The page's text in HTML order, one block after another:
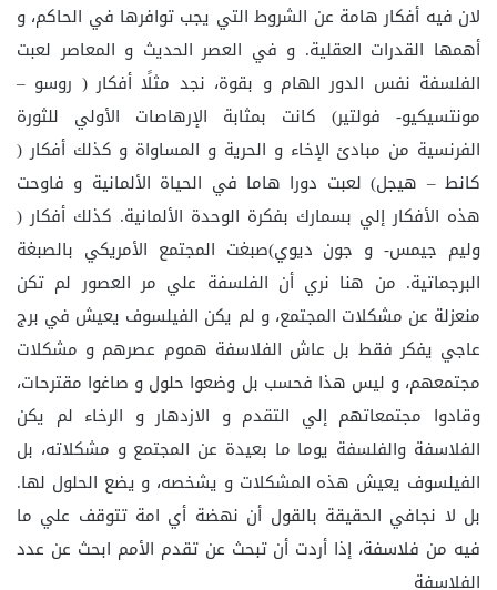
لان فيه أفكار هامة عن الشروط التي يجب توافرها في الحاكم، و
أهمها القدرات العقلية. و في العصر الحديث و المعاصر لعبت
الفلسفة نفس الدور الهام و بقوة، نجد مثلًا أفكار ( روسو –
مونتسيكيو- فولتير) كانت بمثابة الإرهاصات الأولي للثورة
الفرنسية من مبادئ الإخاء و الحرية و المساواة و كذلك أفكار (
كانط – هيجل) لعبت دورا هاما في الحياة الألمانية و فاوحت
هذه الأفكار إلي بسمارك بفكرة الوحدة الألمانية. كذلك أفكار (
وليم جيمس- و جون ديوي)صبغت المجتمع الأمريكي بالصبغة
البرجماتية. من هنا نري أن الفلسفة علي مر العصور لم تكن
منعزلة عن مشكلات المجتمع، و لم يكن الفيلسوف يعيش في برج
عاجي يفكر فقط بل عاش الفلاسفة هموم عصرهم و مشكلات
مجتمعهم، و ليس هذا فحسب بل وضعوا حلول و صاغوا مقترحات،
وقادوا مجتمعاتهم إلي التقدم و الازدهار و الرخاء لم يكن
الفلاسفة والفلسفة يوما ما بعيدة عن المجتمع و مشكلاته، بل
الفيلسوف يعيش هذه المشكلات و يشخصه، و يضع الحلول لها.
بل لا نجافي الحقيقة بالقول أن نهضة أي امة تتوقف علي ما
فيه من فلاسفة، إذا أردت أن تبحث عن تقدم الأمم ابحث عن عدد
الفلاسفة